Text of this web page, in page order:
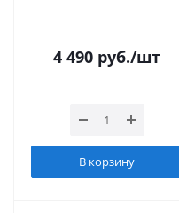
4 490 руб./шт
В корзину